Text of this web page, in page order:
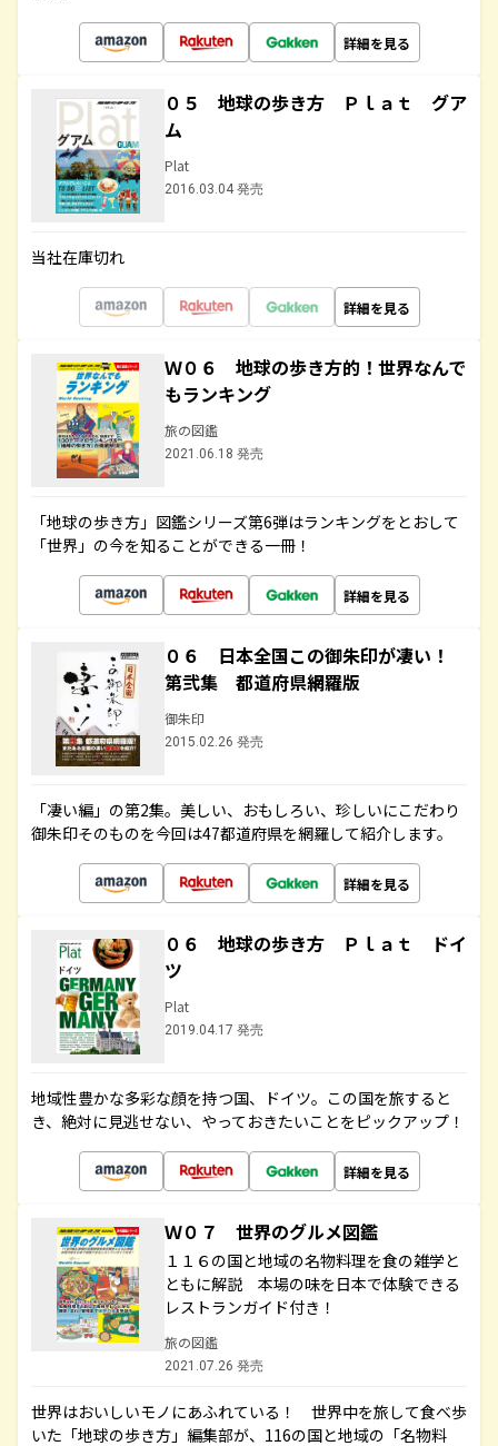
詳細を見る
０５ 地球の歩き方 Ｐｌａｔ グア
ム
Plat
2016.03.04 発売
当社在庫切れ
詳細を見る
Ｗ０６ 地球の歩き方的！世界なんで
もランキング
旅の図鑑
2021.06.18 発売
「地球の歩き方」図鑑シリーズ第6弾はランキングをとおして
「世界」の今を知ることができる一冊！
詳細を見る
０６ 日本全国この御朱印が凄い！
第弐集 都道府県網羅版
御朱印
2015.02.26 発売
「凄い編」の第2集。美しい、おもしろい、珍しいにこだわり
御朱印そのものを今回は47都道府県を網羅して紹介します。
詳細を見る
０６ 地球の歩き方 Ｐｌａｔ ドイ
ツ
Plat
2019.04.17 発売
地域性豊かな多彩な顔を持つ国、ドイツ。この国を旅すると
き、絶対に見逃せない、やっておきたいことをピックアップ！
詳細を見る
Ｗ０７ 世界のグルメ図鑑
１１６の国と地域の名物料理を食の雑学と
ともに解説 本場の味を日本で体験できる
レストランガイド付き！
旅の図鑑
2021.07.26 発売
世界はおいしいモノにあふれている！ 世界中を旅して食べ歩
いた「地球の歩き方」編集部が、116の国と地域の「名物料